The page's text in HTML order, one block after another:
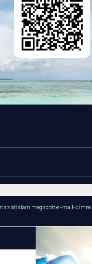
az általam megadott e-mail-címre.